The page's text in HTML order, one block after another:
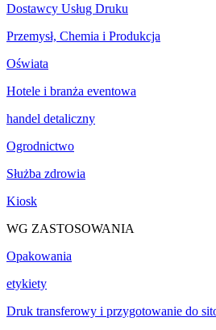
Dostawcy Usług Druku
Przemysł, Chemia i Produkcja
Oświata
Hotele i branża eventowa
handel detaliczny
Ogrodnictwo
Służba zdrowia
Kiosk
WG ZASTOSOWANIA
Opakowania
etykiety
Druk transferowy i przygotowanie do